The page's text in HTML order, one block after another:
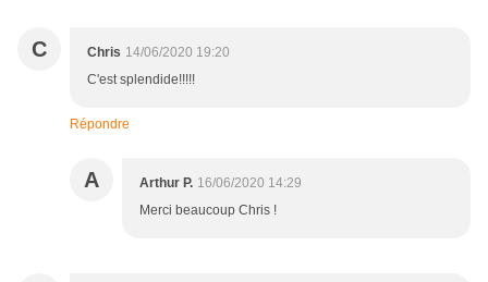
C Chris 14/06/2020 19:20
C'est splendide!!!!!
Répondre
A Arthur P. 16/06/2020 14:29
Merci beaucoup Chris !